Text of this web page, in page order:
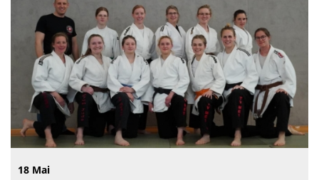
18 Mai